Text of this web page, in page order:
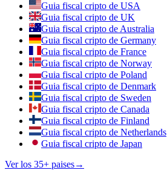
Guia fiscal cripto de USA
Guia fiscal cripto de UK
Guia fiscal cripto de Australia
Guia fiscal cripto de Germany
Guia fiscal cripto de France
Guia fiscal cripto de Norway
Guia fiscal cripto de Poland
Guia fiscal cripto de Denmark
Guia fiscal cripto de Sweden
Guia fiscal cripto de Canada
Guia fiscal cripto de Finland
Guia fiscal cripto de Netherlands
Guia fiscal cripto de Japan
Ver los 35+ paises→